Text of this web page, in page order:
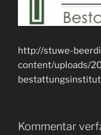
http://stuwe-
content/uploads/
Kommentar